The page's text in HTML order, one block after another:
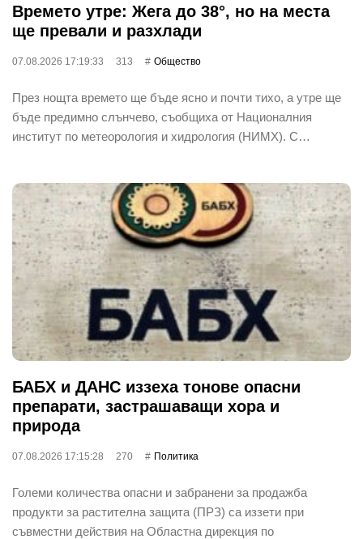
Времето утре: Жега до 38°, но на места
ще превали и разхлади
07.08.2026 17:19:33 313 Общество
През нощта времето ще бъде ясно и почти тихо, а утре ще
бъде предимно слънчево, съобщиха от Националния
институт по метеорология и хидрология (НИМХ). С…
БАБХ и ДАНС иззеха тонове опасни
препарати, застрашаващи хора и
природа
07.08.2026 17:15:28 270 Политика
Големи количества опасни и забранени за продажба
продукти за растителна защита (ПРЗ) са иззети при
съвместни действия на Областна дирекция по